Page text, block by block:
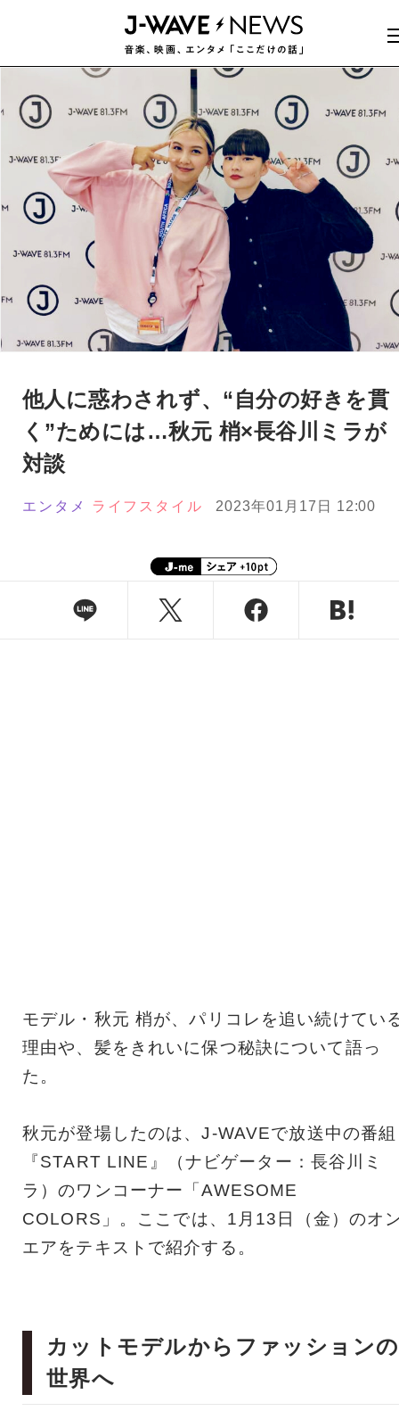
他人に惑わされず、“自分の好きを貫
く”ためには…秋元 梢×長谷川ミラが
対談
エンタメ ライフスタイル 2023年01月17日 12:00
モデル・秋元 梢が、パリコレを追い続けてい
理由や、髪をきれいに保つ秘訣について語っ
た。
秋元が登場したのは、J-WAVEで放送中の番組
『START LINE』（ナビゲーター：長谷川ミ
ラ）のワンコーナー「AWESOME
COLORS」。ここでは、1月13日（金）のオ
エアをテキストで紹介する。
カットモデルからファッションの
世界へ